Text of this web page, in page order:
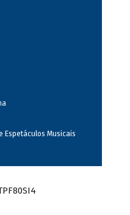
Espetáculos Musicais